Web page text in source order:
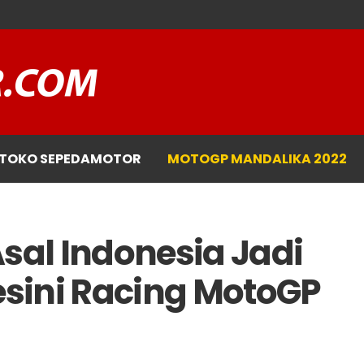
SEPEDAMOTOR MOTOGP MANDALIKA 2022
Indonesia Jadi
Racing MotoGP